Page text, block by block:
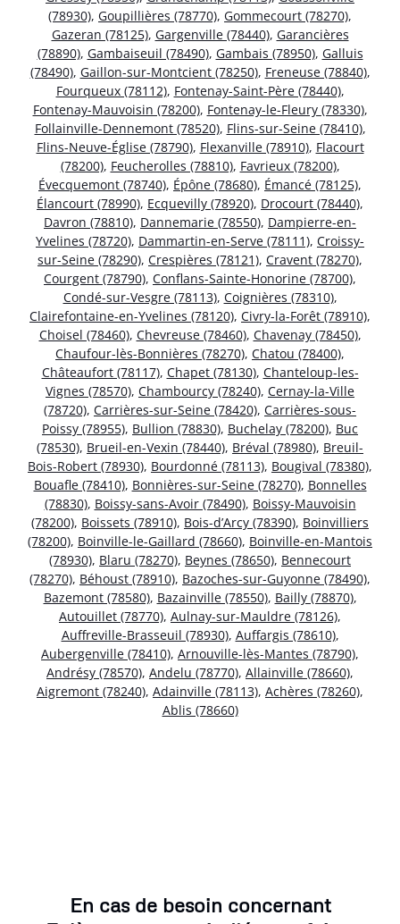
(78930), Goupillières (78770), Gommecourt (78270),
Gazeran (78125), Gargenville (78440), Garancières
(78890), Gambaiseuil (78490), Gambais (78950), Galluis
(78490), Gaillon-sur-Montcient (78250), Freneuse (78840),
Fourqueux (78112), Fontenay-Saint-Père (78440),
Fontenay-Mauvoisin (78200), Fontenay-le-Fleury (78330),
Follainville-Dennemont (78520), Flins-sur-Seine (78410),
Flins-Neuve-Église (78790), Flexanville (78910), Flacourt
(78200), Feucherolles (78810), Favrieux (78200),
Évecquemont (78740), Épône (78680), Émancé (78125),
Élancourt (78990), Ecquevilly (78920), Drocourt (78440),
Davron (78810), Dannemarie (78550), Dampierre-en-
Yvelines (78720), Dammartin-en-Serve (78111), Croissy-
sur-Seine (78290), Crespières (78121), Cravent (78270),
Courgent (78790), Conflans-Sainte-Honorine (78700),
Condé-sur-Vesgre (78113), Coignières (78310),
Clairefontaine-en-Yvelines (78120), Civry-la-Forêt (78910),
Choisel (78460), Chevreuse (78460), Chavenay (78450),
Chaufour-lès-Bonnières (78270), Chatou (78400),
Châteaufort (78117), Chapet (78130), Chanteloup-les-
Vignes (78570), Chambourcy (78240), Cernay-la-Ville
(78720), Carrières-sur-Seine (78420), Carrières-sous-
Poissy (78955), Bullion (78830), Buchelay (78200), Buc
(78530), Brueil-en-Vexin (78440), Bréval (78980), Breuil-
Bois-Robert (78930), Bourdonné (78113), Bougival (78380),
Bouafle (78410), Bonnières-sur-Seine (78270), Bonnelles
(78830), Boissy-sans-Avoir (78490), Boissy-Mauvoisin
(78200), Boissets (78910), Bois-d’Arcy (78390), Boinvilliers
(78200), Boinville-le-Gaillard (78660), Boinville-en-Mantois
(78930), Blaru (78270), Beynes (78650), Bennecourt
(78270), Béhoust (78910), Bazoches-sur-Guyonne (78490),
Bazemont (78580), Bazainville (78550), Bailly (78870),
Autouillet (78770), Aulnay-sur-Mauldre (78126),
Auffreville-Brasseuil (78930), Auffargis (78610),
Aubergenville (78410), Arnouville-lès-Mantes (78790),
Andrésy (78570), Andelu (78770), Allainville (78660),
Aigremont (78240), Adainville (78113), Achères (78260),
Ablis (78660)
En cas de besoin concernant